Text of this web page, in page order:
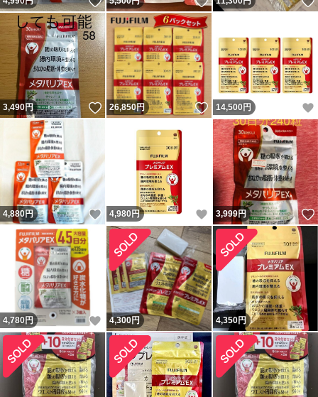
3,490円 いいね！
26,850円 いいね！
14,500 円
4,880円 いいね！
4,980 円 いいね！
3,999円
4,780円 いいね！
4,300円 4,350円